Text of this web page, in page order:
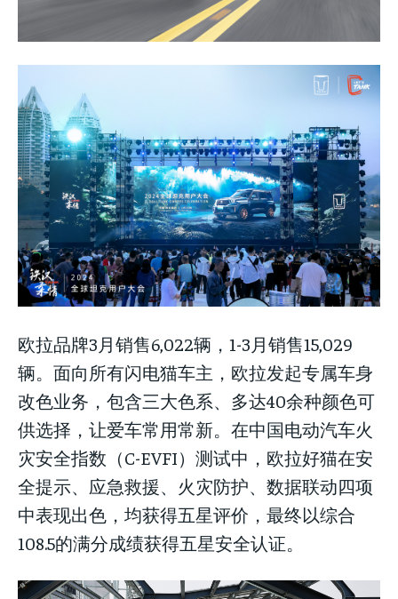
欧拉品牌3月销售6,022辆，1-3月销售15,029
辆。面向所有闪电猫车主，欧拉发起专属车身
改色业务，包含三大色系、多达40余种颜色可
供选择，让爱车常用常新。在中国电动汽车火
灾安全指数（C-EVFI）测试中，欧拉好猫在安
全提示、应急救援、火灾防护、数据联动四项
中表现出色，均获得五星评价，最终以综合
108.5的满分成绩获得五星安全认证。